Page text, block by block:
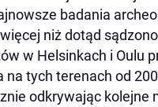
badania
niż dotąd
w Helsinkach i Oulu
na tych terenach od
odkrywając kolejne